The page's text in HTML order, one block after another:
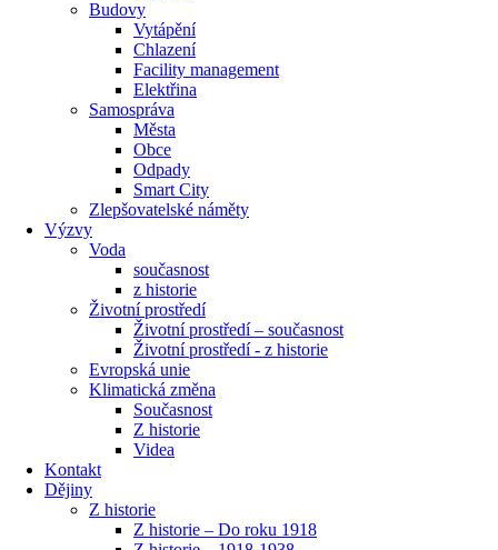
Budovy
Vytápění
Chlazení
Facility management
Elektřina
Samospráva
Města
Obce
Odpady
Smart City
Zlepšovatelské náměty
Výzvy
Voda
současnost
z historie
Životní prostředí
Životní prostředí – současnost
Životní prostředí ​- z historie
Evropská unie
Klimatická změna
Současnost
Z historie
Videa
Kontakt
Dějiny
Z historie
Z historie – Do roku 1918